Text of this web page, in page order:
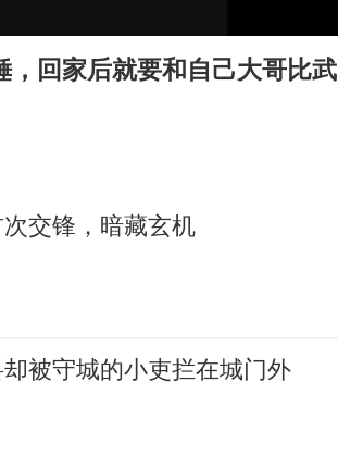
课
薪1000元，你接受吗？
拍戏不是北上是回归
回家后就要和自己大哥比武
交锋，暗藏玄机
被守城的小吏拦在城门外